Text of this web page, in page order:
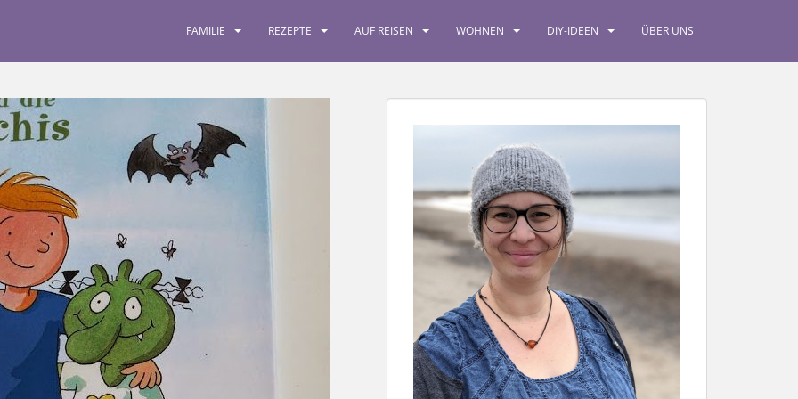
FAMILIE REZEPTE AUF REISEN WOHNEN DIY-IDEEN ÜBER UNS